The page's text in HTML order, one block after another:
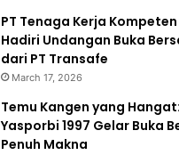
PT Tenaga Kerja
Hadiri Undangan Buka
dari PT Transafe
March 17, 2026
Temu Kangen yang
Yasporbi 1997 Gelar Buka
Penuh Makna